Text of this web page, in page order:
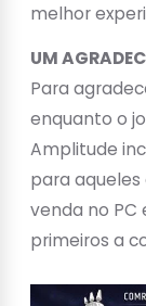
melhor
UM
Para
enquanto o
Amplitude
para
venda no PC
primeiros a